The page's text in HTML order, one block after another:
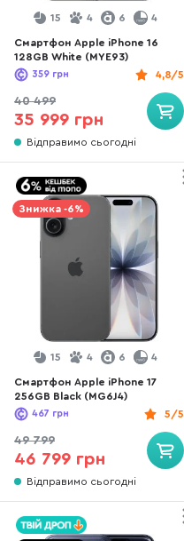
15 4 6 4
Смартфон Apple iPhone 16
128GB White (MYE93)
4,8/5
359 грн
40 499
35 999 грн
Відправимо сьогодні
Знижка -6%
15 4 6 4
Смартфон Apple iPhone 17
256GB Black (MG6J4)
5/5
467 грн
49 799
46 799 грн
Відправимо сьогодні